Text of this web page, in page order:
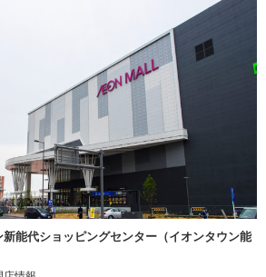
新能代ショッピングセンター（イオンタウン能